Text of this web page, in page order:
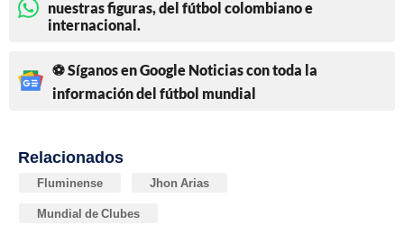
nuestras figuras, del fútbol colombiano e
internacional.
⚽ Síganos en Google Noticias con toda la
información del fútbol mundial
Relacionados
Fluminense Jhon Arias
Mundial de Clubes